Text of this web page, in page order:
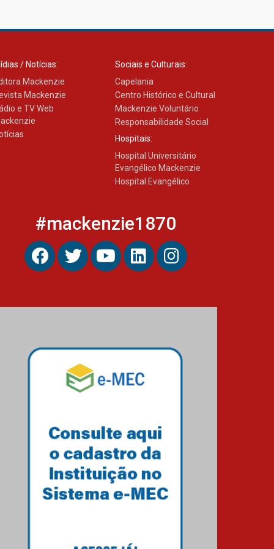
educação superior
/ Notícias:
Mackenzie
Mackenzie
e TV Web
Sociais e Culturais:
Capelania
Centro Histórico e Cultural
Mackenzie Voluntário
Responsabilidade Social
Hospitais:
Hospital Universitário
Evangélico Mackenzie
Hospital Evangélico
#mackenzie1870